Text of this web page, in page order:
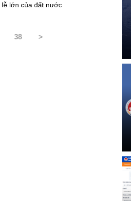
lễ lớn của đất nước
38 >